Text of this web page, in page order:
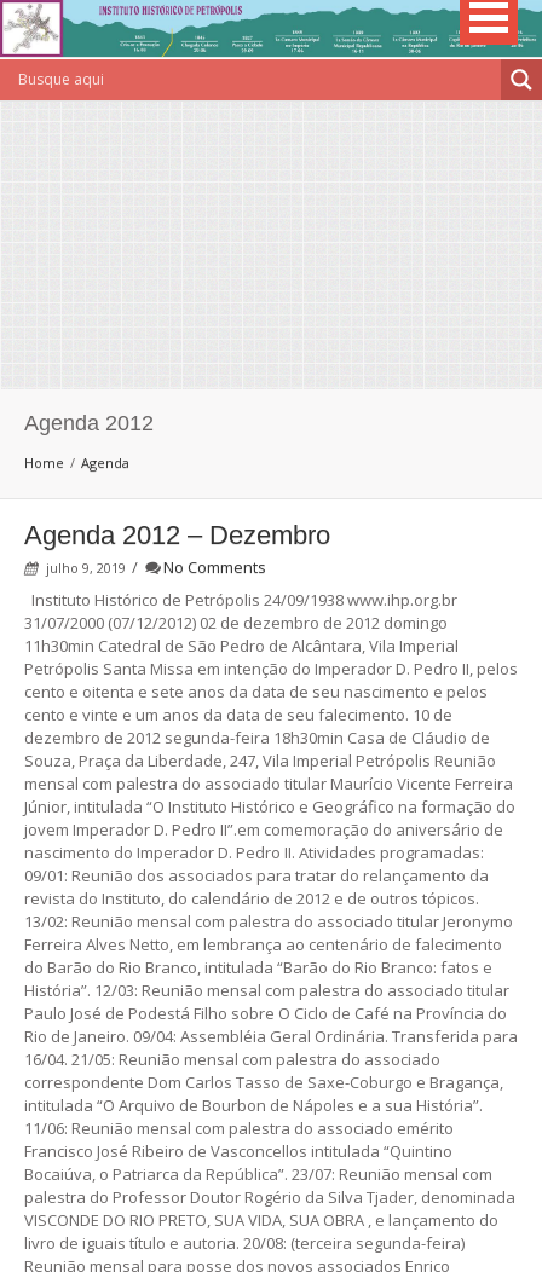
Agenda 2012
Home Agenda
Agenda 2012 – Dezembro
julho 9, 2019 /
No Comments
Instituto Histórico de Petrópolis 24/09/1938 www.ihp.org.br
31/07/2000 (07/12/2012) 02 de dezembro de 2012 domingo
11h30min Catedral de São Pedro de Alcântara, Vila Imperial
Petrópolis Santa Missa em intenção do Imperador D. Pedro II, pelos
cento e oitenta e sete anos da data de seu nascimento e pelos
cento e vinte e um anos da data de seu falecimento. 10 de
dezembro de 2012 segunda-feira 18h30min Casa de Cláudio de
Souza, Praça da Liberdade, 247, Vila Imperial Petrópolis Reunião
mensal com palestra do associado titular Maurício Vicente Ferreira
Júnior, intitulada “O Instituto Histórico e Geográfico na formação do
jovem Imperador D. Pedro II”.em comemoração do aniversário de
nascimento do Imperador D. Pedro II. Atividades programadas:
09/01: Reunião dos associados para tratar do relançamento da
revista do Instituto, do calendário de 2012 e de outros tópicos.
13/02: Reunião mensal com palestra do associado titular Jeronymo
Ferreira Alves Netto, em lembrança ao centenário de falecimento
do Barão do Rio Branco, intitulada “Barão do Rio Branco: fatos e
História”. 12/03: Reunião mensal com palestra do associado titular
Paulo José de Podestá Filho sobre O Ciclo de Café na Província do
Rio de Janeiro. 09/04: Assembléia Geral Ordinária. Transferida para
16/04. 21/05: Reunião mensal com palestra do associado
correspondente Dom Carlos Tasso de Saxe-Coburgo e Bragança,
intitulada “O Arquivo de Bourbon de Nápoles e a sua História”.
11/06: Reunião mensal com palestra do associado emérito
Francisco José Ribeiro de Vasconcellos intitulada “Quintino
Bocaiúva, o Patriarca da República”. 23/07: Reunião mensal com
palestra do Professor Doutor Rogério da Silva Tjader, denominada
VISCONDE DO RIO PRETO, SUA VIDA, SUA OBRA , e lançamento do
livro de iguais título e autoria. 20/08: (terceira segunda-feira)
Reunião mensal para posse dos novos associados Enrico